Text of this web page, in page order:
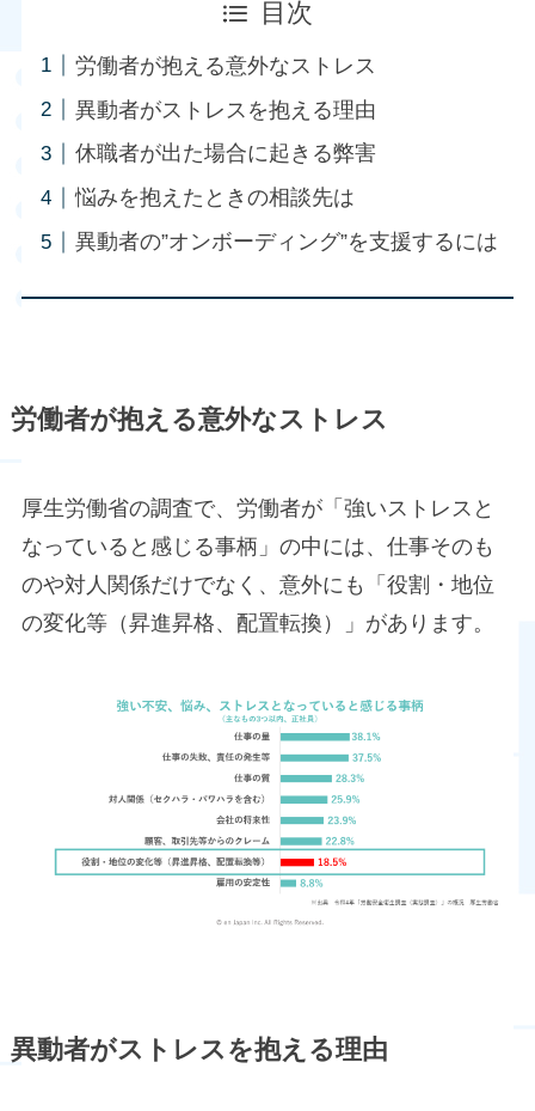
目次
労働者が抱える意外なストレス
異動者がストレスを抱える理由
休職者が出た場合に起きる弊害
悩みを抱えたときの相談先は
異動者の”オンボーディング”を支援するには
労働者が抱える意外なストレス
厚生労働省の調査で、労働者が「強いストレスと
なっていると感じる事柄」の中には、仕事そのも
のや対人関係だけでなく、意外にも「役割・地位
の変化等（昇進昇格、配置転換）」があります。
異動者がストレスを抱える理由